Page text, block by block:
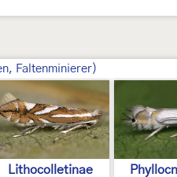
Faltenminierer)
Lithocolletinae